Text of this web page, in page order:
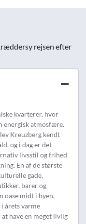
rejsen efter
kvarterer, hvor
energisk atmosfære.
Kreuzberg kendt
og i dag er det
livsstil og frihed
En af de største
gade,
barer og
oase midt i byen,
årets varme
have en meget livlig